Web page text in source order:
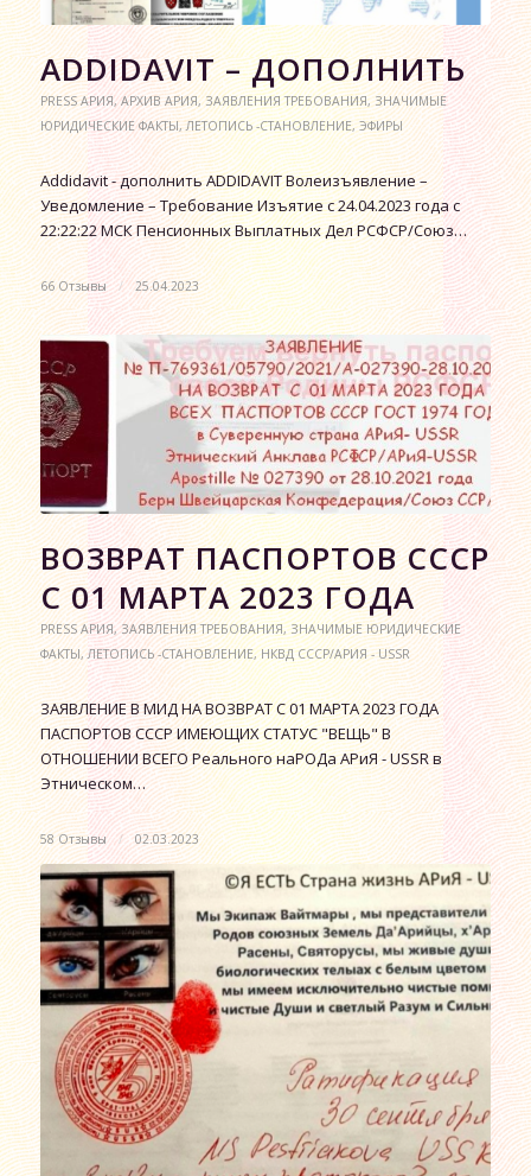
АDDIDAVIT – ДОПОЛНИТЬ
PRESS АРИЯ,АРХИВ АРИЯ,ЗАЯВЛЕНИЯ ТРЕБОВАНИЯ,ЗНАЧИМЫЕ
ЮРИДИЧЕСКИЕ ФАКТЫ,ЛЕТОПИСЬ -СТАНОВЛЕНИЕ,ЭФИРЫ
Аddidavit - дополнить ADDIDAVIT Волеизъявление –
Уведомление – Требование Изъятие с 24.04.2023 года с
22:22:22 МСК Пенсионных Выплатных Дел РСФСР/Союз…
66 Отзывы / 25.04.2023
ВОЗВРАТ ПАСПОРТОВ СССР
С 01 МАРТА 2023 ГОДА
PRESS АРИЯ,ЗАЯВЛЕНИЯ ТРЕБОВАНИЯ,ЗНАЧИМЫЕ ЮРИДИЧЕСКИЕ
ФАКТЫ,ЛЕТОПИСЬ -СТАНОВЛЕНИЕ,НКВД СССР/АРИЯ - USSR
ЗАЯВЛЕНИЕ В МИД НА ВОЗВРАТ С 01 МАРТА 2023 ГОДА
ПАСПОРТОВ СССР ИМЕЮЩИХ СТАТУС "ВЕЩЬ" В
ОТНОШЕНИИ ВСЕГО Реального наРОДа АРиЯ - USSR в
Этническом…
58 Отзывы / 02.03.2023